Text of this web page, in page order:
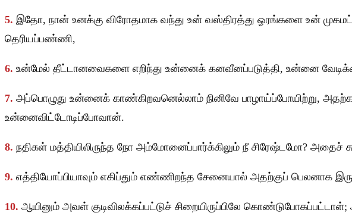
5. இதோ, நான் உனக்கு விரோதமாக வந்து உன் வஸ்திரத்து ஓரங்களை உன்
தெரியப்பண்ணி,
6. உன்மேல் தீட்டானவைகளை எறிந்து உன்னைக் கனவீனப்படுத்தி, உன்னை
7. அப்பொழுது உன்னைக் காண்கிறவனெல்லாம் நினிவே பாழாய்ப்போயிற்று,
உன்னைவிட்டோடிப்போவான்.
8. நதிகள் மத்தியிலிருந்த நோ அம்மோனைப்பார்க்கிலும் நீ சிரேஷ்டமோ? அதைச்
9. எத்தியோப்பியாவும் எகிப்தும் எண்ணிறந்த சேனையால் அதற்குப் பெலனாக
10. ஆயினும் அவள் குடிவிலக்கப்பட்டுச் சிறையிருப்பிலே